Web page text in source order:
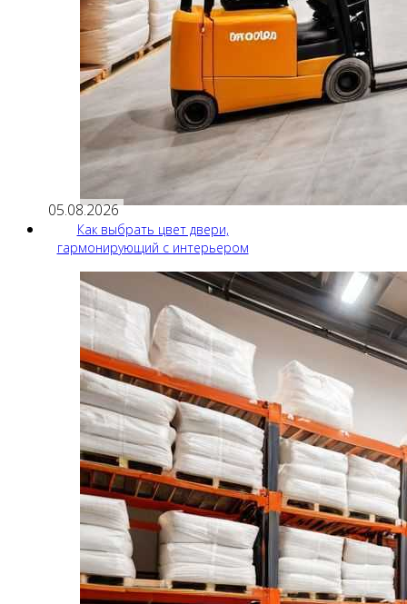
05.08.2026
Как выбрать цвет двери,
гармонирующий с интерьером